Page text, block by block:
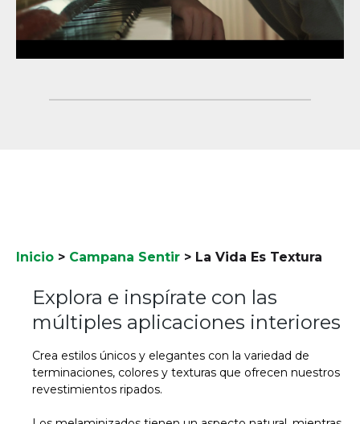
Inicio > Campana Sentir > La Vida Es Textura
Explora e inspírate con las
múltiples aplicaciones interiores
Crea estilos únicos y elegantes con la variedad de
terminaciones, colores y texturas que ofrecen nuestros
revestimientos ripados.